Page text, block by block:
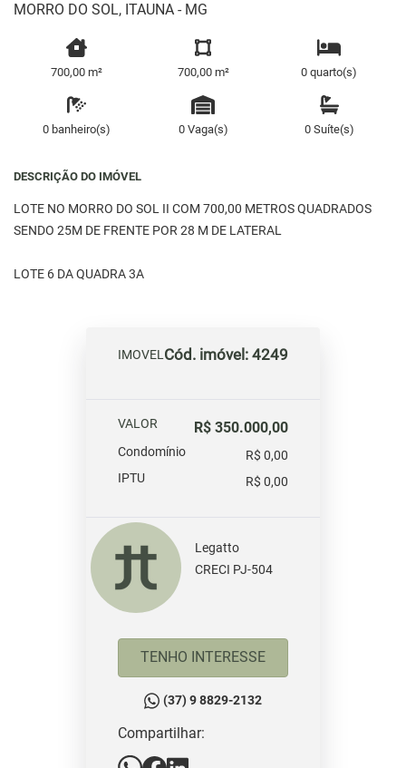
MORRO DO SOL, ITAUNA - MG
700,00 m² 700,00 m² 0 quarto(s)
0 banheiro(s) 0 Vaga(s) 0 Suíte(s)
DESCRIÇÃO DO IMÓVEL
LOTE NO MORRO DO SOL II COM 700,00 METROS QUADRADOS
SENDO 25M DE FRENTE POR 28 M DE LATERAL
LOTE 6 DA QUADRA 3A
IMOVELCód. imóvel: 4249
VALOR R$ 350.000,00
Condomínio
R$ 0,00
IPTU
R$ 0,00
Legatto
CRECI PJ-504
TENHO INTERESSE
(37) 9 8829-2132
Compartilhar: